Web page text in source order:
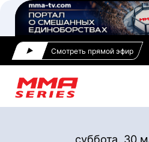
Смотреть прямой эфир
суббота, 30